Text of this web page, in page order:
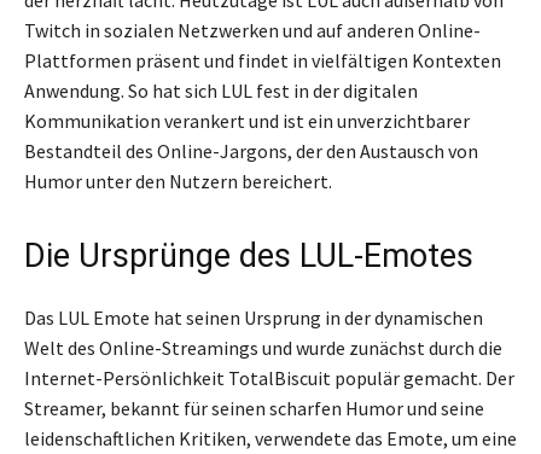
Twitch in sozialen Netzwerken und auf anderen Online-
Plattformen präsent und findet in vielfältigen Kontexten
Anwendung. So hat sich LUL fest in der digitalen
Kommunikation verankert und ist ein unverzichtbarer
Bestandteil des Online-Jargons, der den Austausch von
Humor unter den Nutzern bereichert.
Die Ursprünge des LUL-Emotes
Das LUL Emote hat seinen Ursprung in der dynamischen
Welt des Online-Streamings und wurde zunächst durch die
Internet-Persönlichkeit TotalBiscuit populär gemacht. Der
Streamer, bekannt für seinen scharfen Humor und seine
leidenschaftlichen Kritiken, verwendete das Emote, um eine